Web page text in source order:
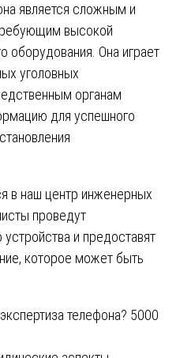
является сложным и
высокой
оборудования. Она играет
уголовных
органам
для успешного
в наш центр инженерных
проведут
и предоставят
которое может быть
телефона? 5000